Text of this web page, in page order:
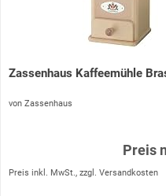
Zassenhaus Kaffeemühle
von Zassenhaus
Preis
Preis inkl. MwSt., zzgl. Versandkosten